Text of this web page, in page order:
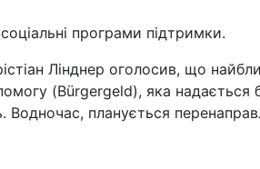
програми підтримки.
Лінднер оголосив, що
(Bürgergeld), яка надається
Водночас, планується